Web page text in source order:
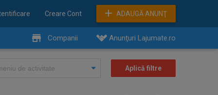
Creare Cont ADAUGĂ ANUNŢ
Companii Anunţuri Lajumate.ro